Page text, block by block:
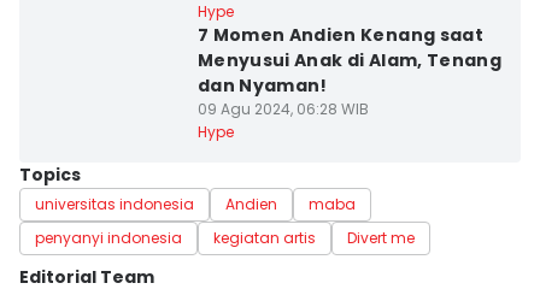
Hype
7 Momen Andien Kenang saat
Menyusui Anak di Alam, Tenang
dan Nyaman!
09 Agu 2024, 06:28 WIB
Hype
Topics
universitas indonesia Andien
maba
penyanyi indonesia
kegiatan artis Divert me
Editorial Team